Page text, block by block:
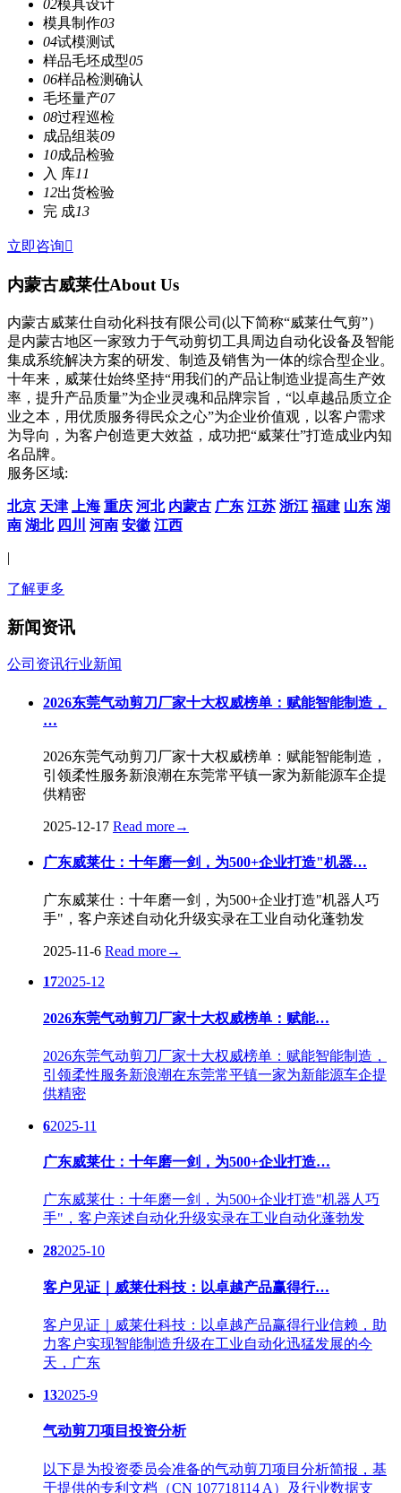
02模具设计
模具制作03
04试模测试
样品毛坯成型05
06样品检测确认
毛坯量产07
08过程巡检
成品组装09
10成品检验
入 库11
12出货检验
完 成13
立即咨询
内蒙古威莱仕About Us
内蒙古威莱仕自动化科技有限公司(以下简称“威莱仕气剪”）
是内蒙古地区一家致力于气动剪切工具周边自动化设备及智能
集成系统解决方案的研发、制造及销售为一体的综合型企业。
十年来，威莱仕始终坚持“用我们的产品让制造业提高生产效
率，提升产品质量”为企业灵魂和品牌宗旨，“以卓越品质立企
业之本，用优质服务得民众之心”为企业价值观，以客户需求
为导向，为客户创造更大效益，成功把“威莱仕”打造成业内知
名品牌。
服务区域:
北京 天津 上海 重庆 河北 内蒙古 广东 江苏 浙江 福建 山东 湖
南 湖北 四川 河南 安徽 江西
|
了解更多
新闻资讯
公司资讯行业新闻
2026东莞气动剪刀厂家十大权威榜单：赋能智能制造，
…
2026东莞气动剪刀厂家十大权威榜单：赋能智能制造，
引领柔性服务新浪潮在东莞常平镇一家为新能源车企提
供精密
2025-12-17 Read more→
广东威莱仕：十年磨一剑，为500+企业打造"机器…
广东威莱仕：十年磨一剑，为500+企业打造"机器人巧
手"，客户亲述自动化升级实录在工业自动化蓬勃发
2025-11-6 Read more→
172025-12
2026东莞气动剪刀厂家十大权威榜单：赋能…
2026东莞气动剪刀厂家十大权威榜单：赋能智能制造，
引领柔性服务新浪潮在东莞常平镇一家为新能源车企提
供精密
62025-11
广东威莱仕：十年磨一剑，为500+企业打造…
广东威莱仕：十年磨一剑，为500+企业打造"机器人巧
手"，客户亲述自动化升级实录在工业自动化蓬勃发
282025-10
客户见证｜威莱仕科技：以卓越产品赢得行…
客户见证｜威莱仕科技：以卓越产品赢得行业信赖，助
力客户实现智能制造升级在工业自动化迅猛发展的今
天，广东
132025-9
气动剪刀项目投资分析
以下是为投资委员会准备的气动剪刀项目分析简报，基
于提供的专利文档（CN 107718114 A）及行业数据支